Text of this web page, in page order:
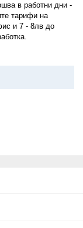
в работни дни -
тарифи на
и 7 - 8лв до